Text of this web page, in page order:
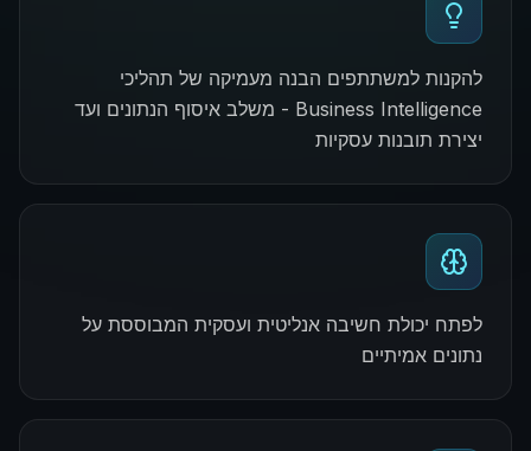
להקנות למשתתפים הבנה מעמיקה של תהליכי
Business Intelligence - משלב איסוף הנתונים ועד
יצירת תובנות עסקיות
לפתח יכולת חשיבה אנליטית ועסקית המבוססת על
נתונים אמיתיים